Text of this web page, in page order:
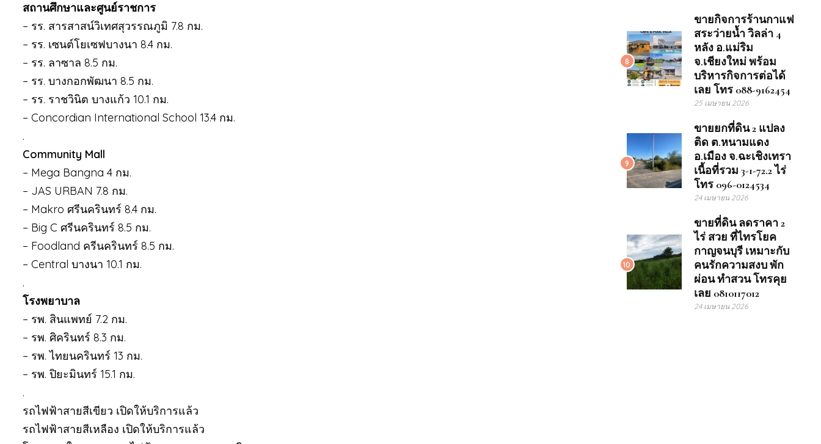
สถานศึกษาและศูนย์ราชการ
– รร. สารสาสน์วิเทศสุวรรณภูมิ 7.8 กม.
– รร. เซนต์โยเซฟบางนา 8.4 กม.
– รร. ลาซาล 8.5 กม.
– รร. บางกอกพัฒนา 8.5 กม.
– รร. ราชวินิต บางแก้ว 10.1 กม.
– Concordian International School 13.4 กม.
.
Community Mall
– Mega Bangna 4 กม.
– JAS URBAN 7.8 กม.
– Makro ศรีนครินทร์ 8.4 กม.
– Big C ศรีนครินทร์ 8.5 กม.
– Foodland ครีนครินทร์ 8.5 กม.
– Central บางนา 10.1 กม.
.
โรงพยาบาล
– รพ. สินแพทย์ 7.2 กม.
– รพ. ศิครินทร์ 8.3 กม.
– รพ. ไทยนครินทร์ 13 กม.
– รพ. ปิยะมินทร์ 15.1 กม.
.
รถไฟฟ้าสายสีเขียว เปิดให้บริการแล้ว
รถไฟฟ้าสายสีเหลือง เปิดให้บริการแล้ว
8
ขายกิจการร้านกาแฟ
สระว่ายน้ำ วิลล่า 4
หลัง อ.แม่ริม
จ.เชียงใหม่ พร้อม
บริหารกิจการต่อได้
เลย โทร 088-9162454
25 เมษายน 2026
9
ขายยกที่ดิน 2 แปลง
ติด ต.หนามแดง
อ.เมือง จ.ฉะเชิงเทรา
เนื้อที่รวม 3-1-72.2 ไร่
โทร 096-0124534
24 เมษายน 2026
10
ขายที่ดิน ลดราคา 2
ไร่ สวย ที่ไทรโยค
กาญจนบุรี เหมาะกับ
คนรักความสงบ พัก
ผ่อน ทำสวน โทรคุย
เลย 0810117012
24 เมษายน 2026